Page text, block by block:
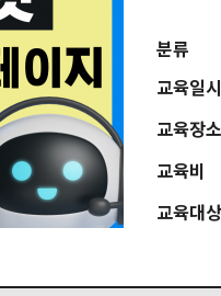
분류
교육일시
교육장소
교육비
교육대상